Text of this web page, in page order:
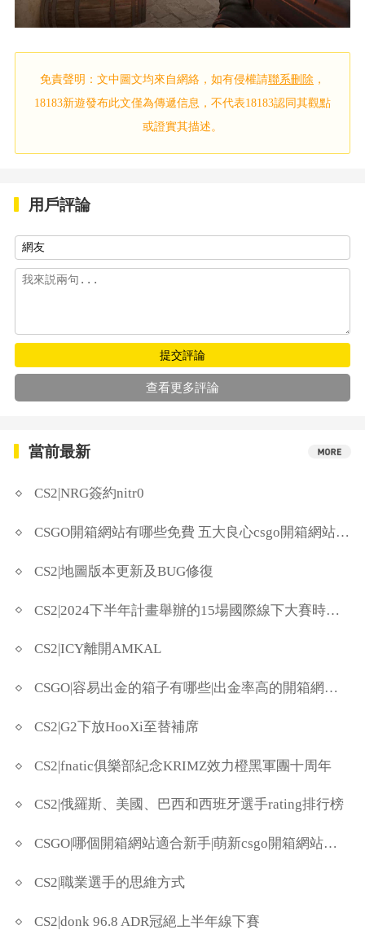
免責聲明：文中圖文均來自網絡，如有侵權請聯系刪除 ，
18183新遊發布此文僅為傳遞信息，不代表18183認同其觀點
或證實其描述。
用戶評論
提交評論
查看更多評論
當前最新
CS2|NRG簽約nitr0
CSGO開箱網站有哪些免費 五大良心csgo開箱網站分享
CS2|地圖版本更新及BUG修復
CS2|2024下半年計畫舉辦的15場國際線下大賽時間一覽
CS2|ICY離開AMKAL
CSGO|容易出金的箱子有哪些|出金率高的開箱網站盤點
CS2|G2下放HooXi至替補席
CS2|fnatic俱樂部紀念KRIMZ效力橙黑軍團十周年
CS2|俄羅斯、美國、巴西和西班牙選手rating排行榜
CSGO|哪個開箱網站適合新手|萌新csgo開箱網站推薦
CS2|職業選手的思維方式
CS2|donk 96.8 ADR冠絕上半年線下賽